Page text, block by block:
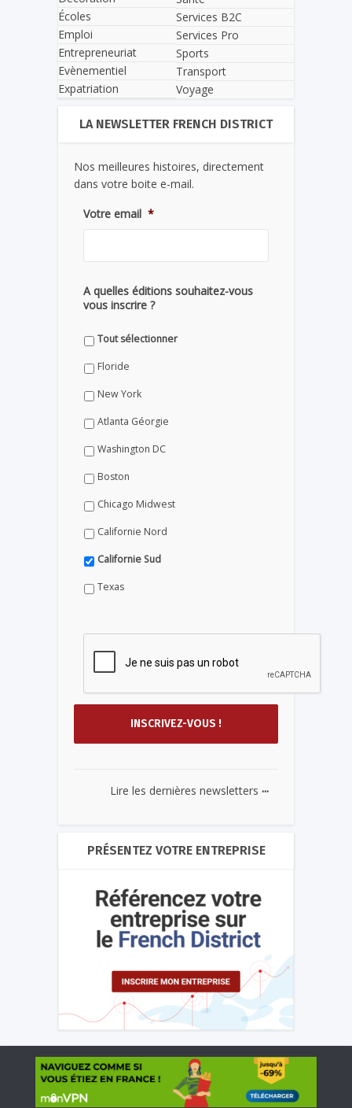
Écoles
Emploi
Entrepreneuriat
Evènementiel
Expatriation
Services B2C
Services Pro
Sports
Transport
Voyage
LA NEWSLETTER FRENCH DISTRICT
Nos meilleures histoires, directement
dans votre boite e-mail.
Votre email *
A quelles éditions souhaitez-vous
vous inscrire ?
Tout sélectionner
Floride
New York
Atlanta Géorgie
Washington DC
Boston
Chicago Midwest
Californie Nord
Californie Sud
Texas
Lire les dernières newsletters ...
PRÉSENTEZ VOTRE ENTREPRISE